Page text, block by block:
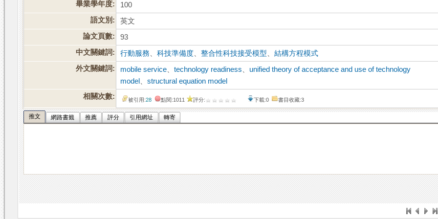
畢業學年度:
100
語文別:
英文
論文頁數:
93
中文關鍵詞:
行動服務 、科技準備度 、整合性科技接受模型 、結構方程模式
外文關鍵詞:
mobile service 、technology readiness
unified theory of acceptance and use of technology
model
、structural equation model
相關次數:
被引用:28 點閱:1011 評分: 下載:0 書目收藏:3
推文 網路書籤 推薦 評分 引用網址 轉寄